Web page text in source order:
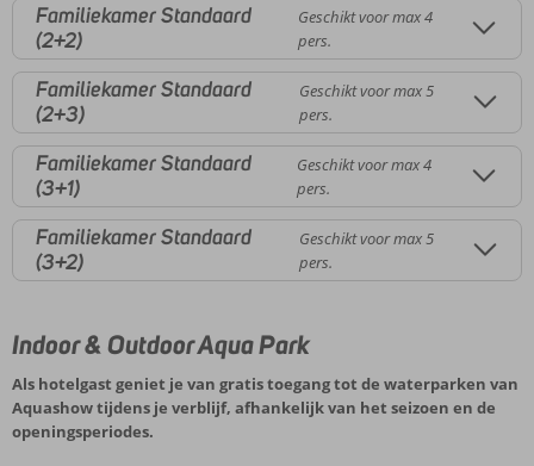
Familiekamer Standaard
(2+2)
Geschikt voor max 4
pers.
Familiekamer Standaard
(2+3)
Geschikt voor max 5
pers.
Familiekamer Standaard
(3+1)
Geschikt voor max 4
pers.
Familiekamer Standaard
(3+2)
Geschikt voor max 5
pers.
Indoor & Outdoor Aqua Park
Als hotelgast geniet je van gratis toegang tot de waterparken van
Aquashow tijdens je verblijf, afhankelijk van het seizoen en de
openingsperiodes.